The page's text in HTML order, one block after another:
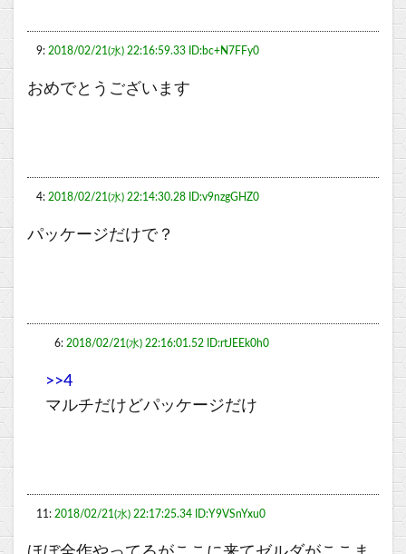
9: 2018/02/21(水) 22:16:59.33 ID:bc+N7FFy0
おめでとうございます
4: 2018/02/21(水) 22:14:30.28 ID:v9nzgGHZ0
パッケージだけで？
6: 2018/02/21(水) 22:16:01.52 ID:rtJEEk0h0
>>4
マルチだけどパッケージだけ
11: 2018/02/21(水) 22:17:25.34 ID:Y9VSnYxu0